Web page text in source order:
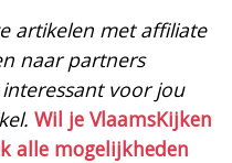
artikelen met affiliate
naar partners
voor jou
Wil je VlaamsKijken
alle mogelijkheden